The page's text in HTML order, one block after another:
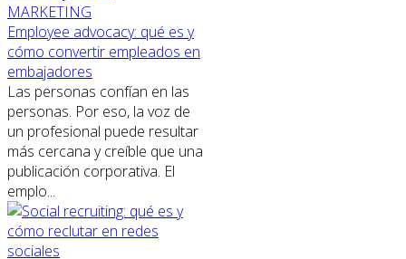
MARKETING
Employee advocacy: qué es y
cómo convertir empleados en
embajadores
Las personas confían en las
personas. Por eso, la voz de
un profesional puede resultar
más cercana y creíble que una
publicación corporativa. El
emplo...